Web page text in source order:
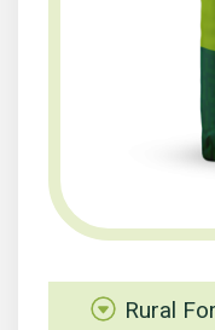
Rural